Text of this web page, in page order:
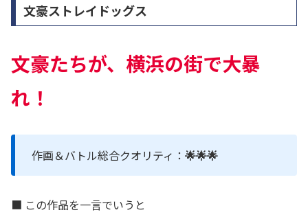
文豪ストレイドッグス
文豪たちが、横浜の街で大暴
れ！
作画＆バトル総合クオリティ： 🌟🌟🌟
■ この作品を一言でいうと